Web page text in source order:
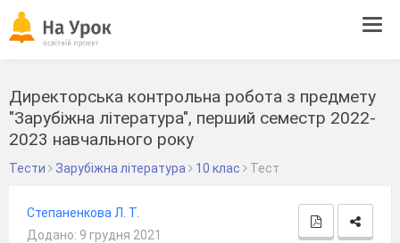
Директорська контрольна робота з предмету
"Зарубіжна література", перший семестр 2022-
2023 навчального року
Тести Зарубіжна література 10 клас Тест
Степаненкова Л. Т.
Додано: 9 грудня 2021